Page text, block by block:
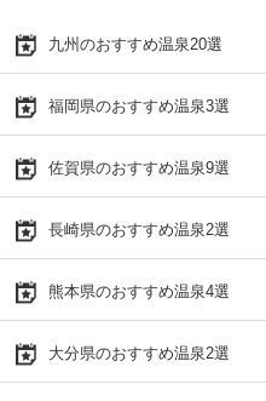
九州のおすすめ温泉20選
福岡県のおすすめ温泉3選
佐賀県のおすすめ温泉9選
長崎県のおすすめ温泉2選
熊本県のおすすめ温泉4選
大分県のおすすめ温泉2選